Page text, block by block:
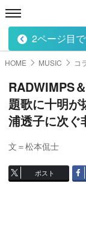
HOME
HOME MUSIC コ
RADWIMPS
題歌に十明
浦透子に次ぐ
文＝松本侃士
ポスト
2ページ目